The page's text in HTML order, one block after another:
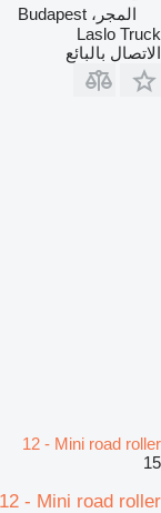
المجر، Budapest
Laslo Truck
الاتصال بالبائع
12 - Mini road roller
15
- Mini road roller